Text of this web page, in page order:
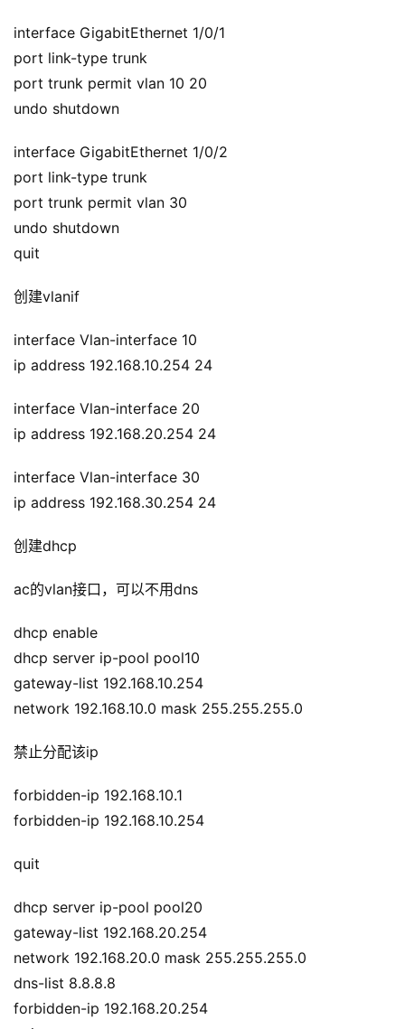
A
实
群
运
营
记
interface GigabitEthernet 1/0/1
port link-type trunk
port trunk permit vlan 10 20
undo shutdown
interface GigabitEthernet 1/0/2
port link-type trunk
port trunk permit vlan 30
undo shutdown
quit
创建vlanif
interface Vlan-interface 10
ip address 192.168.10.254 24
interface Vlan-interface 20
ip address 192.168.20.254 24
interface Vlan-interface 30
ip address 192.168.30.254 24
创建dhcp
ac的vlan接口，可以不用dns
dhcp enable
dhcp server ip-pool pool10
gateway-list 192.168.10.254
network 192.168.10.0 mask 255.255.255.0
禁止分配该ip
forbidden-ip 192.168.10.1
forbidden-ip 192.168.10.254
quit
dhcp server ip-pool pool20
gateway-list 192.168.20.254
network 192.168.20.0 mask 255.255.255.0
dns-list 8.8.8.8
forbidden-ip 192.168.20.254